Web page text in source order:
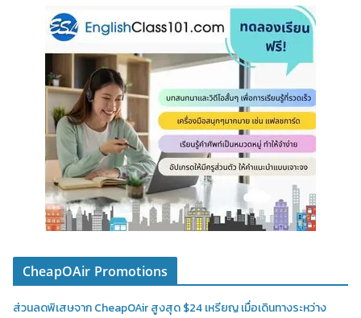
CheapOAir Promotions
ส่วนลดพิเสษจาก CheapOAir สูงสุด $24 เหรียญ เมื่อเดินทางระหว่าง